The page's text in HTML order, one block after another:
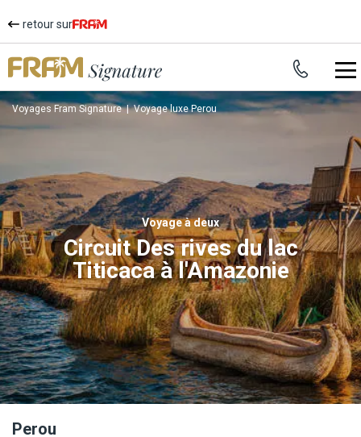
retour sur
Voyages Fram Signature|Voyage luxe Perou
voyage à deux
Circuit Des rives du lac
Titicaca à l'Amazonie
Perou